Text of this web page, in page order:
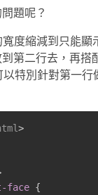
題呢？
度縮減到只能顯
第二行去，再搭
特別針對第一行
>
face {